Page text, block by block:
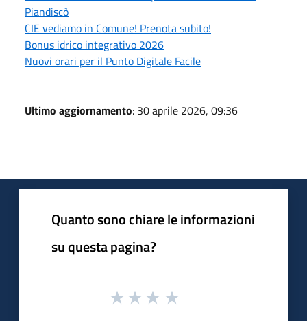
Piandiscò
CIE vediamo in Comune! Prenota subito!
Bonus idrico integrativo 2026
Nuovi orari per il Punto Digitale Facile
Ultimo aggiornamento: 30 aprile 2026, 09:36
Quanto sono chiare le informazioni
su questa pagina?